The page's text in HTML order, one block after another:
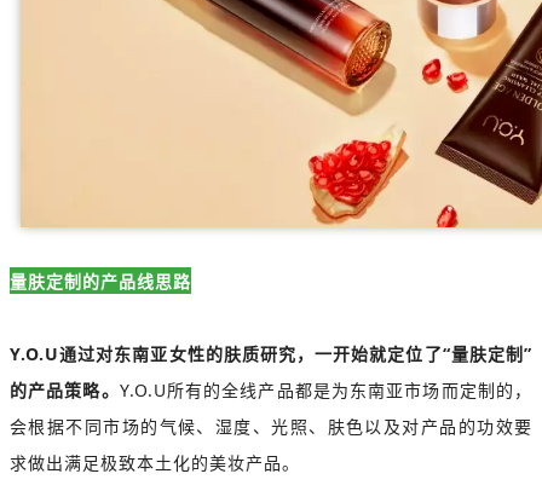
量肤定制的产品线思路
Y.O.U通过对东南亚女性的肤质研究，一开始就定位了“量肤定制”
的产品策略。 Y.O.U所有的全线产品都是为东南亚市场而定制的，
会根据不同市场的气候、湿度、光照、肤色以及对产品的功效要
求做出满足极致本土化的美妆产品。